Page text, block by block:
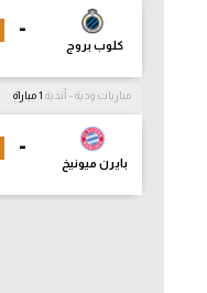
-
كلوب بروج
مباريات ودية - أندية
-
بايرن ميونيخ